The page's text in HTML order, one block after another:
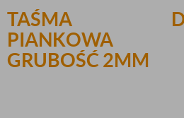
TAŚMA
PIANKOWA
GRUBOŚĆ 2MM